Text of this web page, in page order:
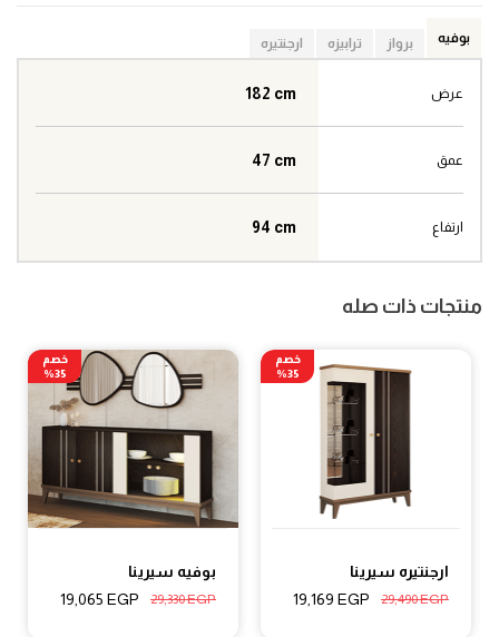
بوفيه برواز ترابيزه ارجنتيره
عرض 182 cm
عمق 47 cm
ارتفاع 94 cm
منتجات ذات صله
ارجنتيره سيرينا
29,490EGP
19,169 EGP
خصم
35%
بوفيه سيرينا
29,330EGP
19,065 EGP
خصم
35%